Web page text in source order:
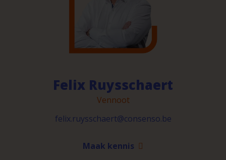
Felix Ruysschaert
Vennoot
felix.ruysschaert@consenso.be
Maak kennis